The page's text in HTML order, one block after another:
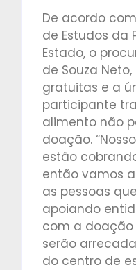
De acordo
de Estudos da
Estado, o
de Souza
gratuitas e a
participante
alimento não
doação.
estão
então vamos
as pessoas
apoiando
com a
serão
do centro de